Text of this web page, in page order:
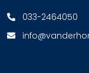
033-2464050